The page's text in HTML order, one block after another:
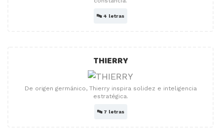
🔤 4 letras
THIERRY
De origen germánico, Thierry inspira solidez e inteligencia
estratégica.
🔤 7 letras